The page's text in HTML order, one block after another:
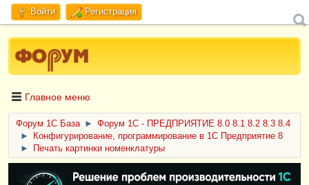
Войти Регистрация
Главное меню
Форум 1C База ►
Форум 1С - ПРЕДПРИЯТИЕ 8.0 8.1 8.2 8.3 8.4
►
Конфигурирование, программирование в 1С Предприятие 8
►
Печать картинки номенклатуры